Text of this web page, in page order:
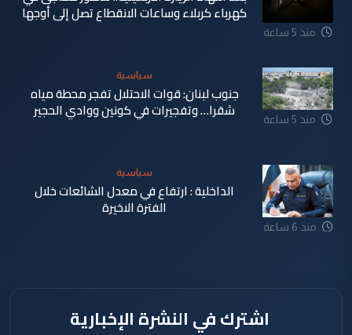
منذ 5 ساعة
كهرباء كربلاء وساعات الانقطاع تصل إلى أوجها
منذ 5 ساعة
سياسية
جنوب لبنان: قوات الاحتلال تفجر محطة مياه
شقرا… وتفجيرات في كونين ووادي الحجير
منذ 6 ساعة
سياسية
الداخلية : ارتفاع في معدل الشائعات خلال
الفترة الاخيرة
اشترك في النشرة الإخبارية